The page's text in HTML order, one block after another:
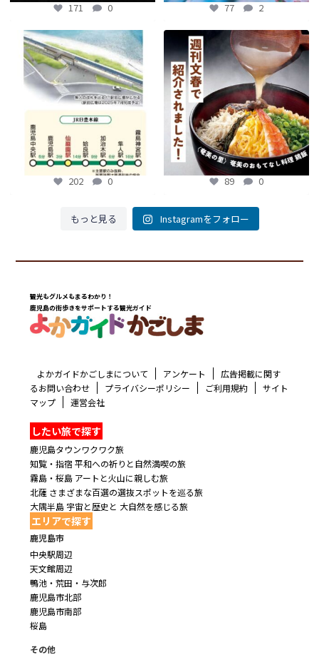
171 0 77 2
【鹿児島観光トピックス】〜鹿児島中
央駅から約8分!! 「仙巌園駅」誕生〜
...
202 0
202 0
【fromよかガイド】～かごかご . jpか
らのお知らせ ～
...
89 0
89 0
もっと見る Instagramをフォロー
観光もグルメもまるわかり！
鹿児島の街歩きをサポートする観光ガイド
よかガイドかごしまについて アンケート
広告掲載に関す
るお問い合わせ
プライバシーポリシー ご利用規約
サイト
マップ
運営会社
したい旅で探す
鹿児島タウンワクワク旅
知覧・指宿 平和への祈りと自然満喫の旅
霧島・桜島 アートと火山に親しむ旅
北薩 さまざまな百選の選抜スポットを巡る旅
大隅半島 宇宙と歴史と 大自然を感じる旅
エリアで探す
鹿児島市
中央駅周辺
天文館周辺
鴨池・荒田・与次郎
鹿児島市北部
鹿児島市南部
桜島
その他